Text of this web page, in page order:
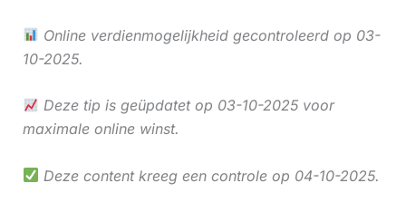
Online verdienmogelijkheid gecontroleerd op 03-
10-2025.
Deze tip is geüpdatet op 03-10-2025 voor
maximale online winst.
Deze content kreeg een controle op 04-10-2025.